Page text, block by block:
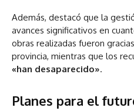
Además, destacó que la
avances significativos en
obras realizadas fueron
provincia, mientras que los
«han desaparecido».
Planes para el